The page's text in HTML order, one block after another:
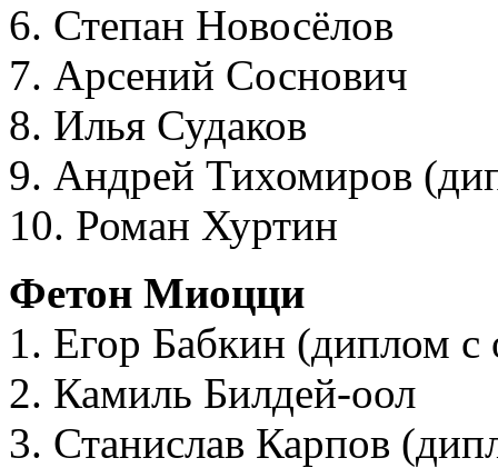
6. Степан Новосёлов
7. Арсений Соснович
8. Илья Судаков
9. Андрей Тихомиров
10. Роман Хуртин
Фетон Миоцци
1. Егор Бабкин (диплом с
2. Камиль Билдей-оол
3. Станислав Карпов